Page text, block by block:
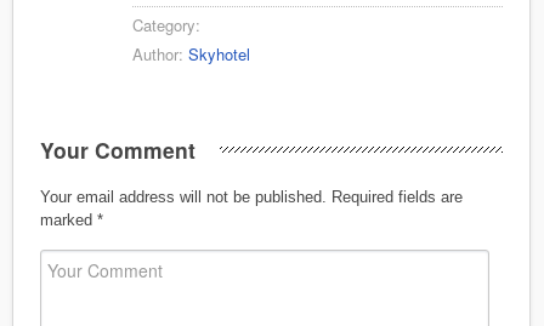
Category:
Author: Skyhotel
Your Comment
Your email address will not be published.
Required fields are
marked *